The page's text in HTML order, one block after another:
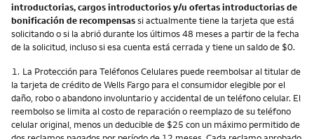
introductorias, cargos introductorios y/u ofertas introductorias de
bonificación de recompensassi actualmente tiene la tarjeta que está
solicitando o si la abrió durante los últimos 48 meses a partir de la fecha
de la solicitud, incluso si esa cuenta está cerrada y tiene un saldo de $0.
Nota
1. La Protección para Teléfonos Celulares puede reembolsar al titular de
la tarjeta de crédito de Wells Fargo para el consumidor elegible por el
daño, robo o abandono involuntario y accidental de un teléfono celular. El
reembolso se limita al costo de reparación o reemplazo de su teléfono
celular original, menos un deducible de $25 con un máximo permitido de